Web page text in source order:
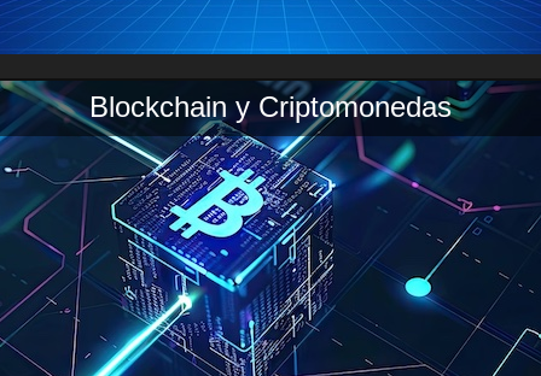
Blockchain y Criptomonedas